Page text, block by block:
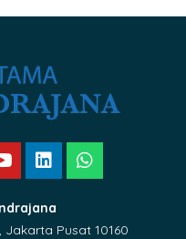
Jakarta Pusat 10160